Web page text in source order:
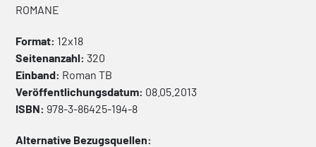
ROMANE
Format: 12x18
Seitenanzahl: 320
Einband: Roman TB
Veröffentlichungsdatum: 08.05.2013
ISBN: 978-3-86425-194-8
Alternative Bezugsquellen: